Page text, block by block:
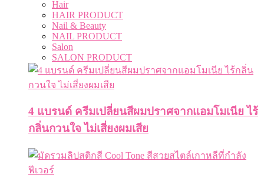
Hair
HAIR PRODUCT
Nail & Beauty
NAIL PRODUCT
Salon
SALON PRODUCT
4 แบรนด์ ครีมเปลี่ยนสีผมปราศจากแอมโมเนีย ไร้
กลิ่นกวนใจ ไม่เสี่ยงผมเสีย